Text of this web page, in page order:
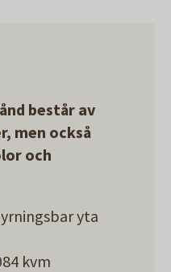
består av
men också
och
yta
kvm